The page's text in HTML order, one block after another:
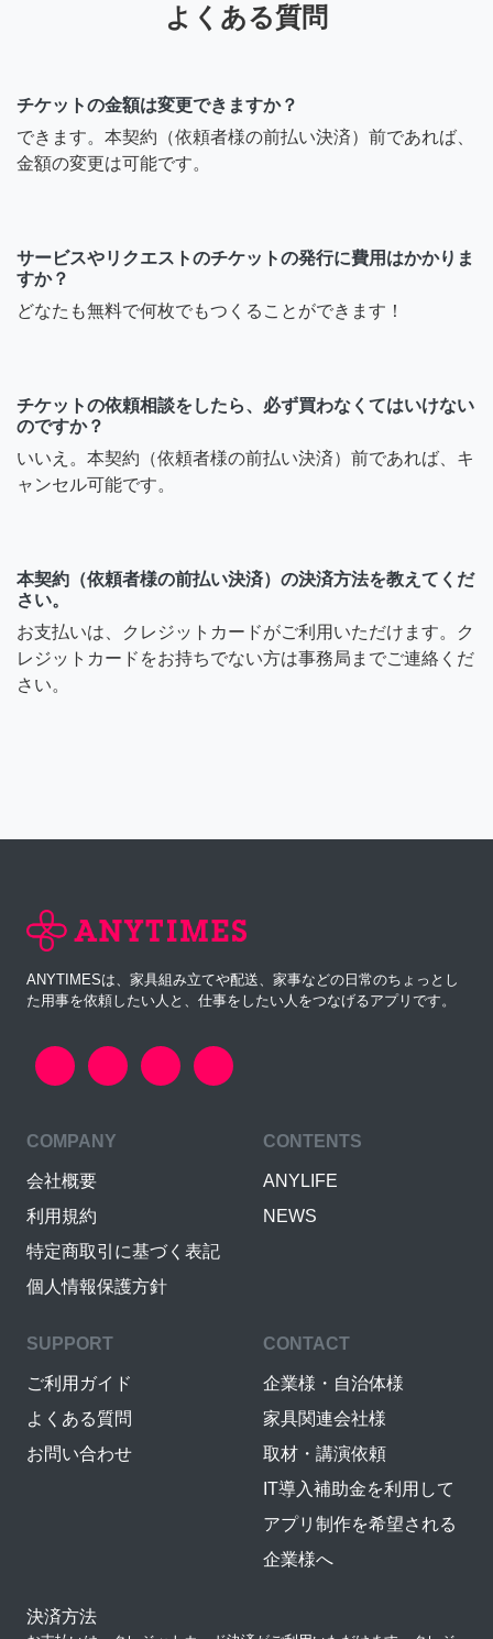
よくある質問
チケットの金額は変更できますか？
できます。本契約（依頼者様の前払い決済）前であれば、
金額の変更は可能です。
サービスやリクエストのチケットの発行に費用はかかりま
すか？
どなたも無料で何枚でもつくることができます！
チケットの依頼相談をしたら、必ず買わなくてはいけない
のですか？
いいえ。本契約（依頼者様の前払い決済）前であれば、キ
ャンセル可能です。
本契約（依頼者様の前払い決済）の決済方法を教えてくだ
さい。
お支払いは、クレジットカードがご利用いただけます。ク
レジットカードをお持ちでない方は事務局までご連絡くだ
さい。
ANYTIMESは、家具組み立てや配送、家事などの日常のちょっとし
た用事を依頼したい人と、仕事をしたい人をつなげるアプリです。
COMPANY
会社概要
利用規約
特定商取引に基づく表記
個人情報保護方針
CONTENTS
ANYLIFE
NEWS
SUPPORT
ご利用ガイド
よくある質問
お問い合わせ
CONTACT
企業様・自治体様
家具関連会社様
取材・講演依頼
IT導入補助金を利用して
アプリ制作を希望される
企業様へ
決済方法